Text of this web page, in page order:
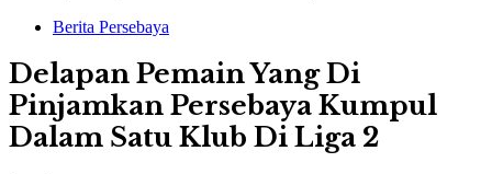
Berita Persebaya
Delapan Pemain Yang Di
Pinjamkan Persebaya Kumpul
Dalam Satu Klub Di Liga 2